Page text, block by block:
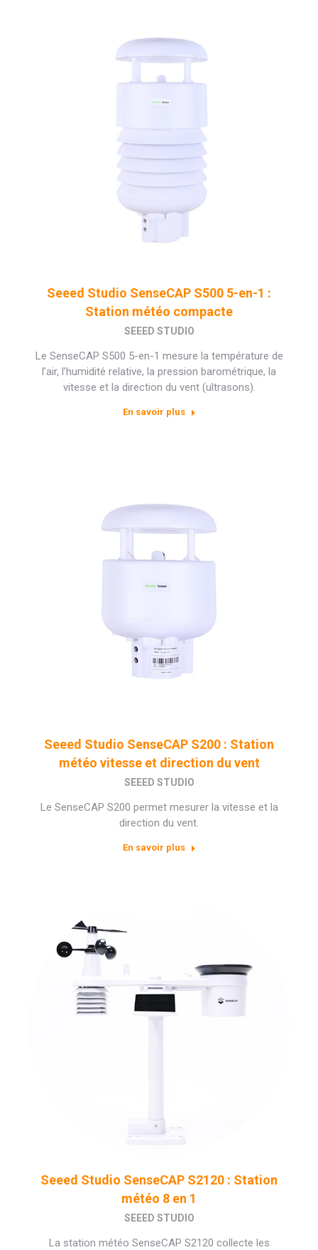
Seeed Studio SenseCAP S500 5-en-1 :
Station météo compacte
SEEED STUDIO
Le SenseCAP S500 5-en-1 mesure la température de
l’air, l’humidité relative, la pression barométrique, la
vitesse et la direction du vent (ultrasons).
En savoir plus
Seeed Studio SenseCAP S200 : Station
météo vitesse et direction du vent
SEEED STUDIO
Le SenseCAP S200 permet mesurer la vitesse et la
direction du vent.
En savoir plus
Seeed Studio SenseCAP S2120 : Station
météo 8 en 1
SEEED STUDIO
La station météo SenseCAP S2120 collecte les